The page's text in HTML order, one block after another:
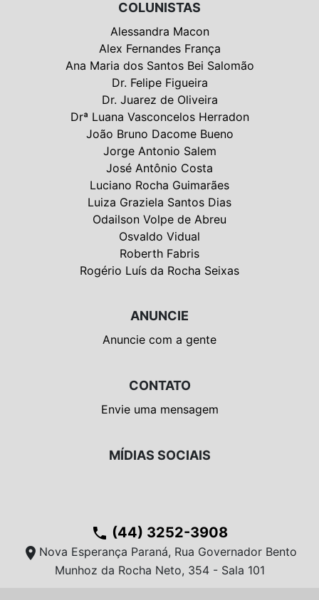
COLUNISTAS
Alessandra Macon
Alex Fernandes França
Ana Maria dos Santos Bei Salomão
Dr. Felipe Figueira
Dr. Juarez de Oliveira
Drª Luana Vasconcelos Herradon
João Bruno Dacome Bueno
Jorge Antonio Salem
José Antônio Costa
Luciano Rocha Guimarães
Luiza Graziela Santos Dias
Odailson Volpe de Abreu
Osvaldo Vidual
Roberth Fabris
Rogério Luís da Rocha Seixas
ANUNCIE
Anuncie com a gente
CONTATO
Envie uma mensagem
MÍDIAS SOCIAIS
phone (44) 3252-3908
location_on Nova Esperança Paraná, Rua Governador Bento
Munhoz da Rocha Neto, 354 - Sala 101